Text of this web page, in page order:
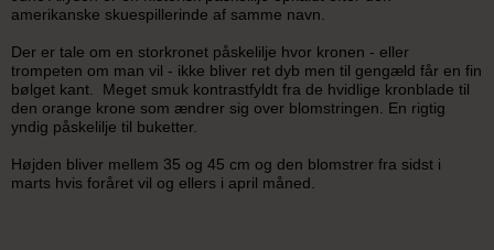
amerikanske skuespillerinde af samme navn.
Der er tale om en storkronet påskelilje hvor kronen - eller
trompeten om man vil - ikke bliver ret dyb men til gengæld får en fin
bølget kant. Meget smuk kontrastfyldt fra de hvidlige kronblade til
den orange krone som ændrer sig over blomstringen. En rigtig
yndig påskelilje til buketter.
Højden bliver mellem 35 og 45 cm og den blomstrer fra sidst i
marts hvis foråret vil og ellers i april måned.